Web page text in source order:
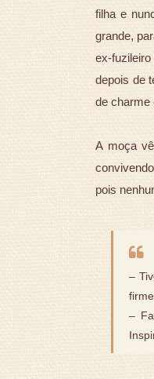
filha e
grande,
ex-
depois de
de charme
A moça
pois
–
–